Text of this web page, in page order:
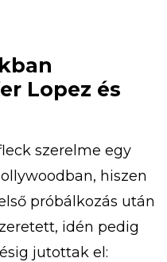
Lopez és
szerelme egy
hiszen
próbálkozás után
idén pedig
jutottak el: